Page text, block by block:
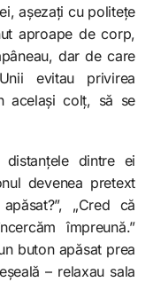
așezați cu politețe
aproape de corp,
dar de care
evitau privirea
același colț, să se
dintre ei
devenea pretext
„Cred că
împreună.”
buton apăsat prea
– relaxau sala